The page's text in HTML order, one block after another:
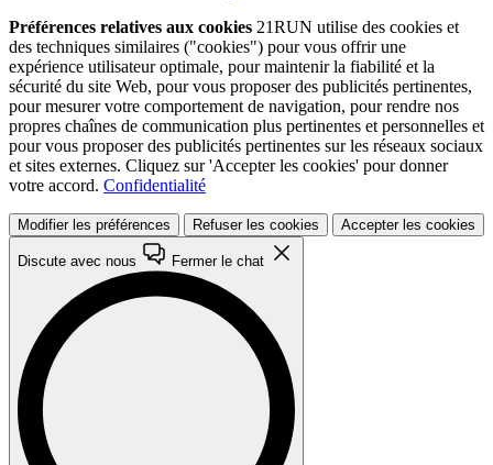
Préférences relatives aux cookies 21RUN utilise des cookies et
des techniques similaires ("cookies") pour vous offrir une
expérience utilisateur optimale, pour maintenir la fiabilité et la
sécurité du site Web, pour vous proposer des publicités pertinentes,
pour mesurer votre comportement de navigation, pour rendre nos
propres chaînes de communication plus pertinentes et personnelles et
pour vous proposer des publicités pertinentes sur les réseaux sociaux
et sites externes. Cliquez sur 'Accepter les cookies' pour donner
votre accord. Confidentialité
Modifier les préférences Refuser les cookies Accepter les cookies
Discute avec nous Fermer le chat